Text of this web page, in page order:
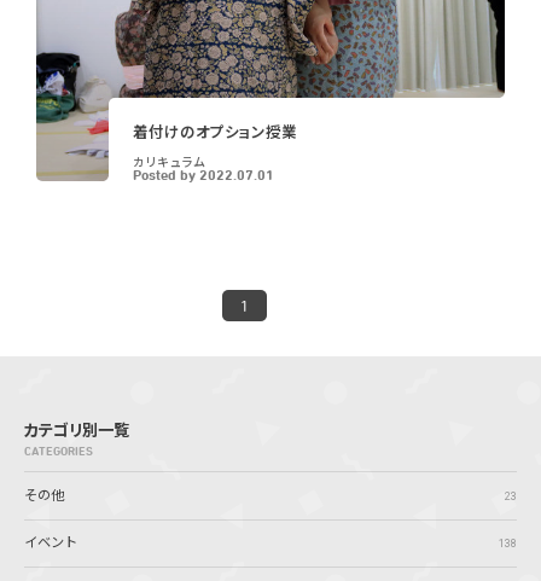
着付けのオプション授業
Posted by 2022.07.01
カリキュラム
1
カテゴリ別一覧
CATEGORIES
その他 23
イベント 138